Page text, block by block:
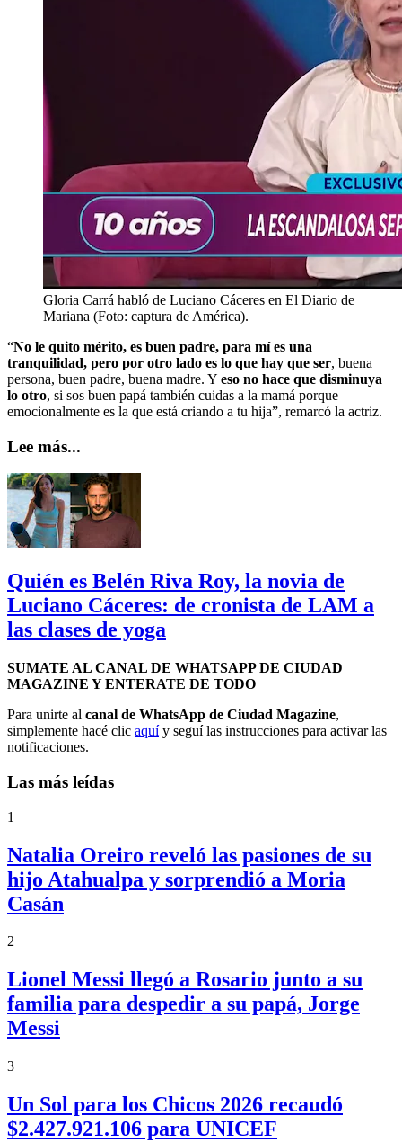
Gloria Carrá habló de Luciano Cáceres en El Diario de
Mariana (Foto: captura de América).
“No le quito mérito, es buen padre, para mí es una
tranquilidad, pero por otro lado es lo que hay que ser, buena
persona, buen padre, buena madre. Y eso no hace que disminuya
lo otro, si sos buen papá también cuidas a la mamá porque
emocionalmente es la que está criando a tu hija”, remarcó la actriz.
Lee más...
Quién es Belén Riva Roy, la novia de
Luciano Cáceres: de cronista de LAM a
las clases de yoga
SUMATE AL CANAL DE WHATSAPP DE CIUDAD
MAGAZINE Y ENTERATE DE TODO
Para unirte al canal de WhatsApp de Ciudad Magazine,
simplemente hacé clic aquíy seguí las instrucciones para activar las
notificaciones.
Las más leídas
1
Natalia Oreiro reveló las pasiones de su
hijo Atahualpa y sorprendió a Moria
Casán
2
Lionel Messi llegó a Rosario junto a su
familia para despedir a su papá, Jorge
Messi
3
Un Sol para los Chicos 2026 recaudó
$2.427.921.106 para UNICEF